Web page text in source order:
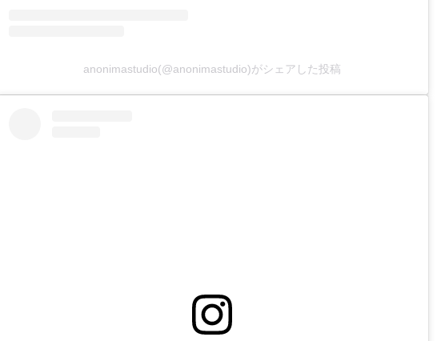
anonimastudio(@anonimastudio)がシェアした投稿